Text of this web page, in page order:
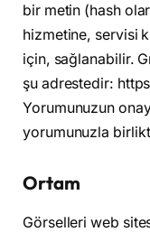
bir metin (hash
hizmetine, servisi
için, sağlanabilir.
şu adrestedir:
Yorumunuzun
yorumunuzla
Ortam
Görselleri web